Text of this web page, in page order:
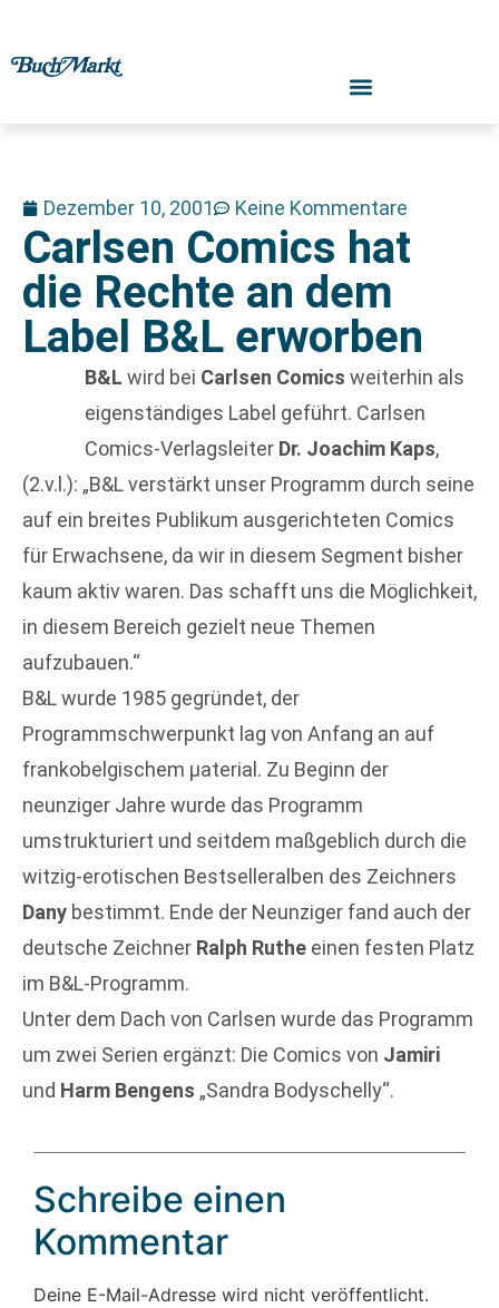
Dezember 10, 2001 Keine Kommentare
Carlsen Comics hat
die Rechte an dem
Label B&L erworben
B&L wird bei Carlsen Comics weiterhin als
eigenständiges Label geführt. Carlsen
Comics-Verlagsleiter Dr. Joachim Kaps,
(2.v.l.): „B&L verstärkt unser Programm durch seine
auf ein breites Publikum ausgerichteten Comics
für Erwachsene, da wir in diesem Segment bisher
kaum aktiv waren. Das schafft uns die Möglichkeit,
in diesem Bereich gezielt neue Themen
aufzubauen.“
B&L wurde 1985 gegründet, der
Programmschwerpunkt lag von Anfang an auf
frankobelgischem µaterial. Zu Beginn der
neunziger Jahre wurde das Programm
umstrukturiert und seitdem maßgeblich durch die
witzig-erotischen Bestselleralben des Zeichners
Dany bestimmt. Ende der Neunziger fand auch der
deutsche Zeichner Ralph Ruthe einen festen Platz
im B&L-Programm.
Unter dem Dach von Carlsen wurde das Programm
um zwei Serien ergänzt: Die Comics von Jamiri
und Harm Bengens „Sandra Bodyschelly“.
Schreibe einen
Kommentar
Deine E-Mail-Adresse wird nicht veröffentlicht.